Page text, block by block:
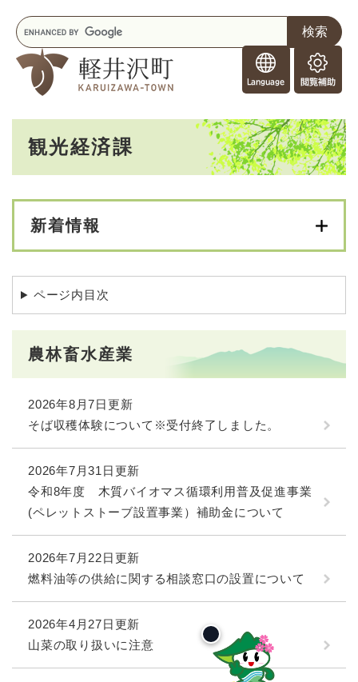
o
r
e
i
n
s
閲
覧
助
キ
ー
ワ
観光経済課
新着情報
ページ内目次
農林畜水産業
2026年8月7日更新
そば収穫体験について※受付終了しました。
2026年7月31日更新
令和8年度 木質バイオマス循環利用普及促進事業
(ペレットストーブ設置事業）補助金について
2026年7月22日更新
燃料油等の供給に関する相談窓口の設置について
2026年4月27日更新
山菜の取り扱いに注意